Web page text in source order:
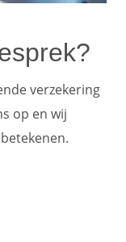
verzekering
op en wij